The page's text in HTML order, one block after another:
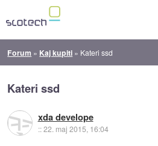
Forum » Kaj kupiti » Kateri ssd
Kateri ssd
xda develope
::22. maj 2015, 16:04